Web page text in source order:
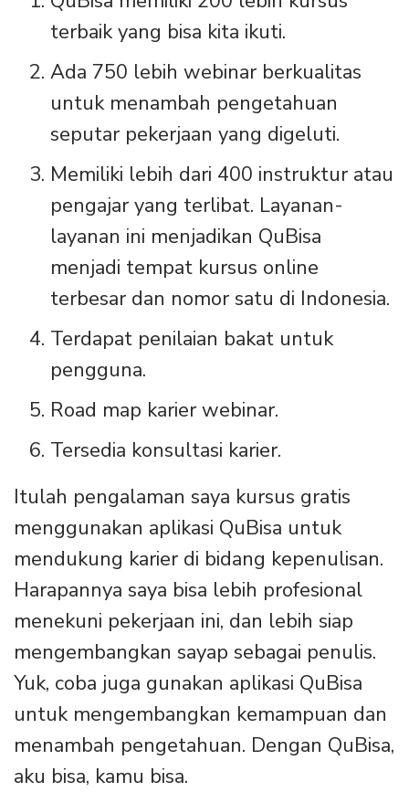
terbaik yang bisa kita ikuti.
Ada 750 lebih webinar berkualitas
untuk menambah pengetahuan
seputar pekerjaan yang digeluti.
Memiliki lebih dari 400 instruktur atau
pengajar yang terlibat. Layanan-
layanan ini menjadikan QuBisa
menjadi tempat kursus online
terbesar dan nomor satu di Indonesia.
Terdapat penilaian bakat untuk
pengguna.
Road map karier webinar.
Tersedia konsultasi karier.
Itulah pengalaman saya kursus gratis
menggunakan aplikasi QuBisa untuk
mendukung karier di bidang kepenulisan.
Harapannya saya bisa lebih profesional
menekuni pekerjaan ini, dan lebih siap
mengembangkan sayap sebagai penulis.
Yuk, coba juga gunakan aplikasi QuBisa
untuk mengembangkan kemampuan dan
menambah pengetahuan. Dengan QuBisa,
aku bisa, kamu bisa.